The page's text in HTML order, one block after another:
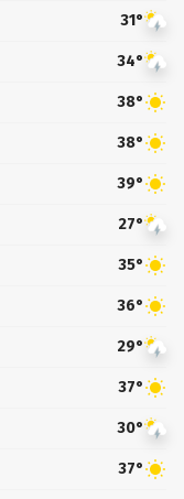
31°
34°
38°
38°
39°
27°
35°
36°
29°
37°
30°
37°